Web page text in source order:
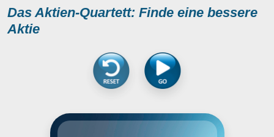
Das Aktien-Quartett: Finde eine bessere
Aktie